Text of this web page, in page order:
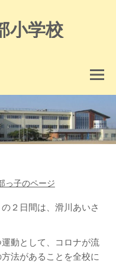
小学校
っ子のページ
２日間は、滑川あいさ
動として、コロナが流
法があることを全校に